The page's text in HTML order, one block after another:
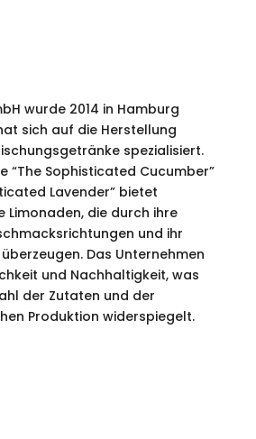
wurde 2014 in Hamburg
sich auf die Herstellung
spezialisiert.
“The Sophisticated Cucumber”
Lavender” bietet
Limonaden, die durch ihre
und ihr
Das Unternehmen
und Nachhaltigkeit, was
der Zutaten und der
Produktion widerspiegelt.